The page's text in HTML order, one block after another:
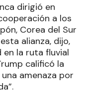
dirigió en
a los
Corea del Sur
alianza, dijo,
la ruta fluvial
calificó la
amenaza por